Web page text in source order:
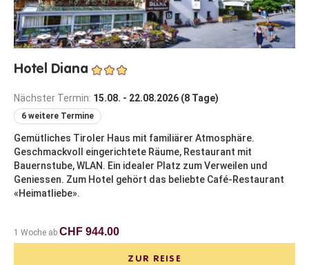
Hotel Diana
Nächster Termin: 15.08. - 22.08.2026 (8 Tage)
6 weitere Termine
Gemütliches Tiroler Haus mit familiärer Atmosphäre.
Geschmackvoll eingerichtete Räume, Restaurant mit
Bauernstube, WLAN. Ein idealer Platz zum Verweilen und
Geniessen. Zum Hotel gehört das beliebte Café-Restaurant
«Heimatliebe».
1 Woche ab CHF 944.00
ZUR REISE